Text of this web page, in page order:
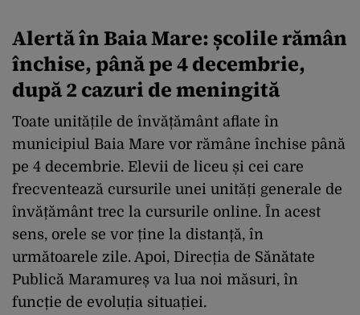
Alertă în Baia Mare: școlile rămân
închise, până pe 4 decembrie,
după 2 cazuri de meningită
Toate unitățile de învățământ aflate în
municipiul Baia Mare vor rămâne închise până
pe 4 decembrie. Elevii de liceu și cei care
frecventează cursurile unei unități generale de
învățământ trec la cursurile online. În acest
sens, orele se vor ține la distanță, în
următoarele zile. Apoi, Direcția de Sănătate
Publică Maramureș va lua noi măsuri, în
funcție de evoluția situației.